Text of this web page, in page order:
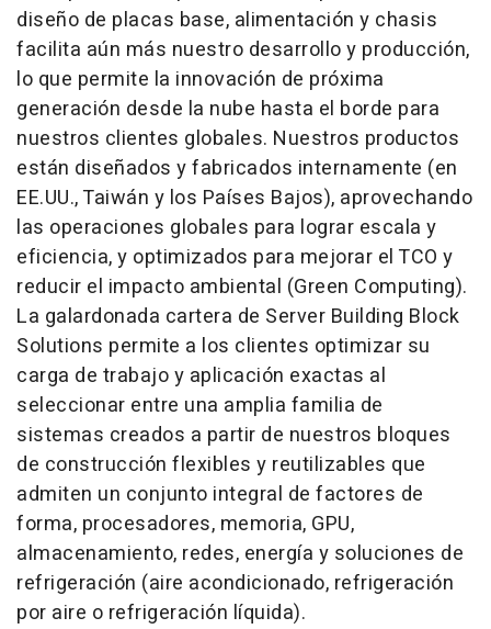
diseño de placas base, alimentación y chasis
facilita aún más nuestro desarrollo y producción,
lo que permite la innovación de próxima
generación desde la nube hasta el borde para
nuestros clientes globales. Nuestros productos
están diseñados y fabricados internamente (en
EE.UU., Taiwán y los Países Bajos), aprovechando
las operaciones globales para lograr escala y
eficiencia, y optimizados para mejorar el TCO y
reducir el impacto ambiental (Green Computing).
La galardonada cartera de Server Building Block
Solutions permite a los clientes optimizar su
carga de trabajo y aplicación exactas al
seleccionar entre una amplia familia de
sistemas creados a partir de nuestros bloques
de construcción flexibles y reutilizables que
admiten un conjunto integral de factores de
forma, procesadores, memoria, GPU,
almacenamiento, redes, energía y soluciones de
refrigeración (aire acondicionado, refrigeración
por aire o refrigeración líquida).